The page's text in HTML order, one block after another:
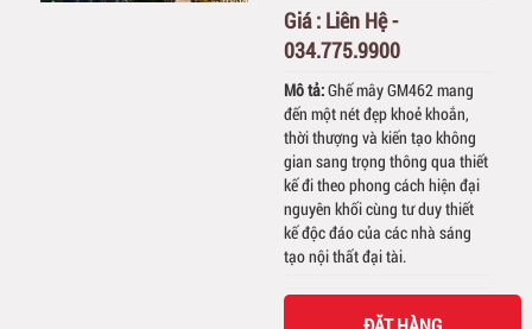
Giá : Liên Hệ -
034.775.9900
Mô tả:Ghế mây GM462 mang
đến một nét đẹp khoẻ khoắn,
thời thượng và kiến tạo không
gian sang trọng thông qua thiết
kế đi theo phong cách hiện đại
nguyên khối cùng tư duy thiết
kế độc đáo của các nhà sáng
tạo nội thất đại tài.